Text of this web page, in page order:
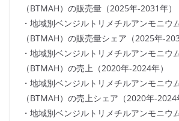
（BTMAH）の販売量（2025年-2031年）
・地域別ベンジルトリメチルアンモニウ
（BTMAH）の販売量シェア（2025年-
・地域別ベンジルトリメチルアンモニウ
（BTMAH）の売上（2020年-2024年）
・地域別ベンジルトリメチルアンモニウ
（BTMAH）の売上シェア（2020年-2024
・地域別ベンジルトリメチルアンモニウ